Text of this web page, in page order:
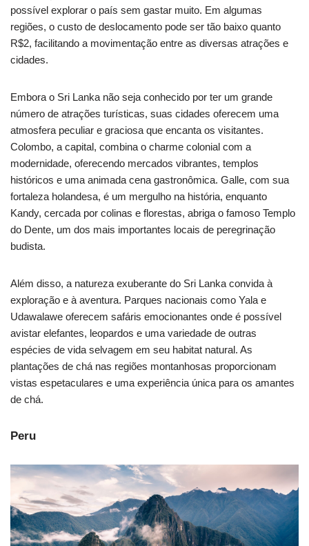
possível explorar o país sem gastar muito. Em algumas
regiões, o custo de deslocamento pode ser tão baixo quanto
R$2, facilitando a movimentação entre as diversas atrações e
cidades.
Embora o Sri Lanka não seja conhecido por ter um grande
número de atrações turísticas, suas cidades oferecem uma
atmosfera peculiar e graciosa que encanta os visitantes.
Colombo, a capital, combina o charme colonial com a
modernidade, oferecendo mercados vibrantes, templos
históricos e uma animada cena gastronômica. Galle, com sua
fortaleza holandesa, é um mergulho na história, enquanto
Kandy, cercada por colinas e florestas, abriga o famoso Templo
do Dente, um dos mais importantes locais de peregrinação
budista.
Além disso, a natureza exuberante do Sri Lanka convida à
exploração e à aventura. Parques nacionais como Yala e
Udawalawe oferecem safáris emocionantes onde é possível
avistar elefantes, leopardos e uma variedade de outras
espécies de vida selvagem em seu habitat natural. As
plantações de chá nas regiões montanhosas proporcionam
vistas espetaculares e uma experiência única para os amantes
de chá.
Peru